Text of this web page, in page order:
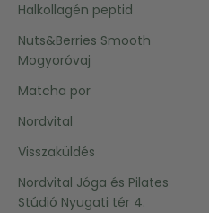
Halkollagén peptid
Nuts&Berries Smooth
Mogyoróvaj
Matcha por
Nordvital
Visszaküldés
Nordvital Jóga és Pilates
Stúdió Nyugati tér 4.